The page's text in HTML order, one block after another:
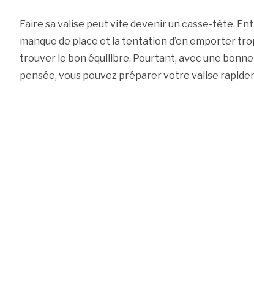
Faire sa valise peut vite devenir un casse-tête.
manque de place et la tentation d’en emporter
trouver le bon équilibre. Pourtant, avec une
pensée, vous pouvez préparer votre valise